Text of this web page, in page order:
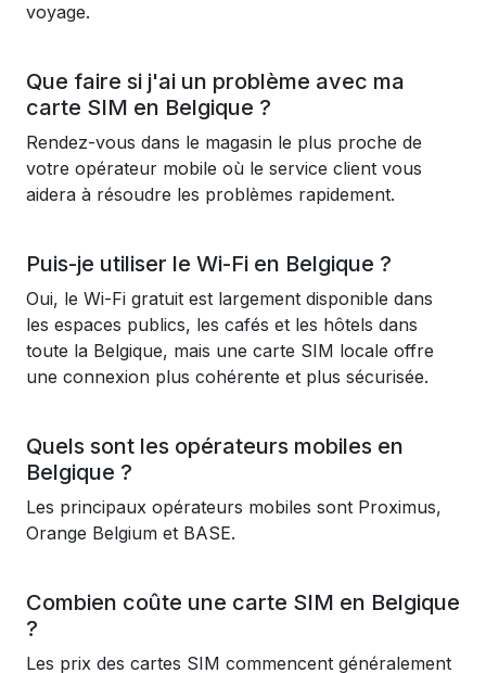
voyage.
Que faire si j'ai un problème avec ma
carte SIM en Belgique ?
Rendez-vous dans le magasin le plus proche de
votre opérateur mobile où le service client vous
aidera à résoudre les problèmes rapidement.
Puis-je utiliser le Wi-Fi en Belgique ?
Oui, le Wi-Fi gratuit est largement disponible dans
les espaces publics, les cafés et les hôtels dans
toute la Belgique, mais une carte SIM locale offre
une connexion plus cohérente et plus sécurisée.
Quels sont les opérateurs mobiles en
Belgique ?
Les principaux opérateurs mobiles sont Proximus,
Orange Belgium et BASE.
Combien coûte une carte SIM en Belgique
?
Les prix des cartes SIM commencent généralement